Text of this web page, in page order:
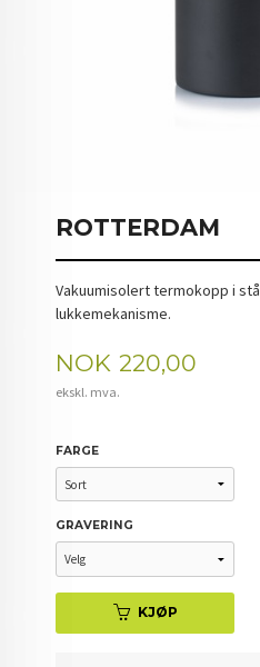
ROTTERDAM
Vakuumisolert termokopp i
lukkemekanisme.
Pris
NOK 220,00
ekskl. mva.
FARGE
GRAVERING
KJØP